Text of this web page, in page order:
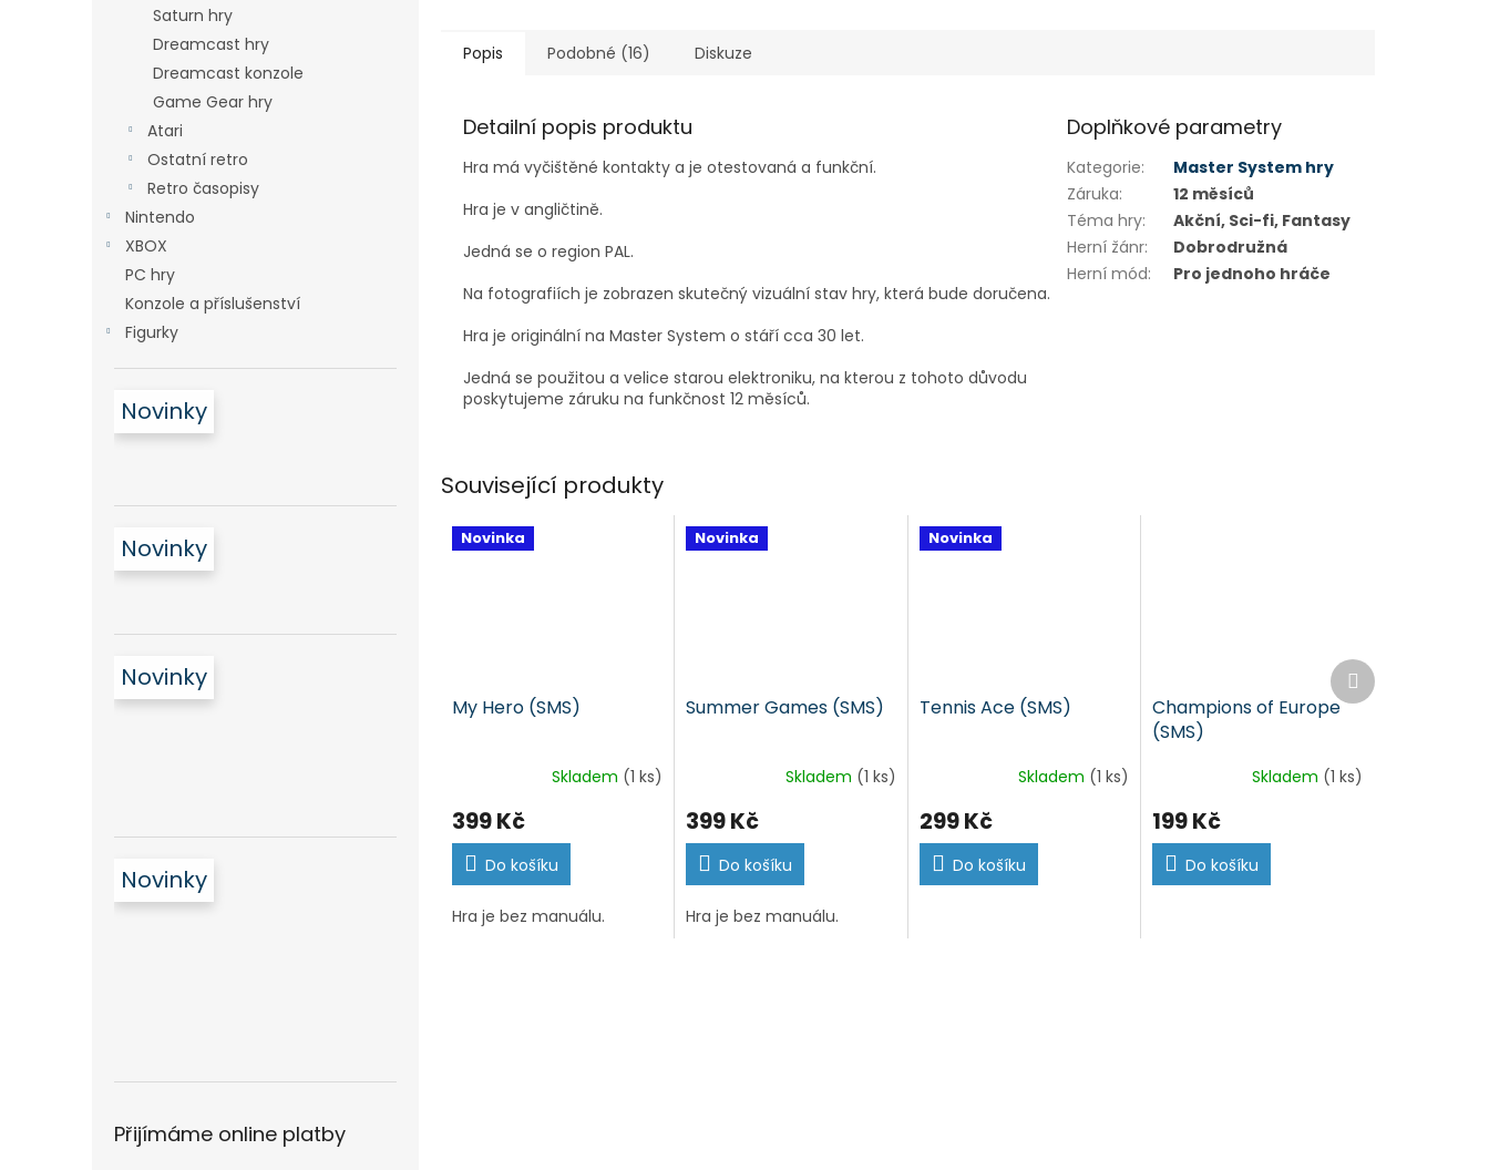
Saturn hry
Dreamcast hry
Dreamcast konzole
Game Gear hry
Atari
Ostatní retro
Retro časopisy
Nintendo
XBOX
PC hry
Konzole a příslušenství
Figurky
Novinky
Novinky
Novinky
Novinky
Přijímáme online platby
Popis Podobné (16) Diskuze
Detailní popis produktu
Hra má vyčištěné kontakty a je otestovaná a funkční.
Hra je v angličtině.
Jedná se o region PAL.
Na fotografiích je zobrazen skutečný vizuální stav hry, která bude doručena.
Hra je originální na Master System o stáří cca 30 let.
Jedná se použitou a velice starou elektroniku, na kterou z tohoto důvodu
poskytujeme záruku na funkčnost 12 měsíců.
Doplňkové parametry
Kategorie:
Master System hry
Záruka:
12 měsíců
Téma hry:
Akční, Sci-fi, Fantasy
Herní žánr:
Dobrodružná
Herní mód: Pro jednoho hráče
Související produkty
Novinka
My Hero (SMS)
Skladem (1 ks)
399 Kč
Do košíku
Hra je bez manuálu.
Novinka
Summer Games (SMS)
Skladem (1 ks)
399 Kč
Do košíku
Hra je bez manuálu.
Novinka
Tennis Ace (SMS)
Skladem (1 ks)
299 Kč
Do košíku
Champions of Europe
(SMS)
Skladem (1 ks)
199 Kč
Do košíku
Další
produkt